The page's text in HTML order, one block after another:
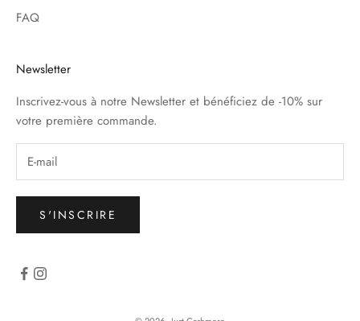
FAQ
Newsletter
Inscrivez-vous à notre Newsletter et bénéficiez de -10% sur
votre première commande.
S'INSCRIRE